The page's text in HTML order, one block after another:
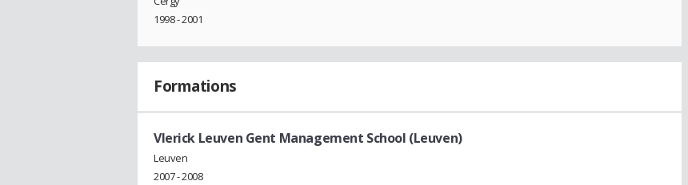
1998 - 2001
Formations
Vlerick Leuven Gent Management School (Leuven)
Leuven
2007 - 2008